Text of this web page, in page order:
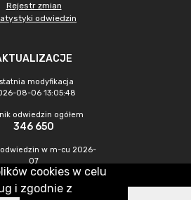
Rejestr zmian
odwiedzin
modyfikacja
08-06 13:05:48
odwiedzin ogółem
346 650
w m-cu 2026-
07
1 041
cookies w celu
i zgodnie z